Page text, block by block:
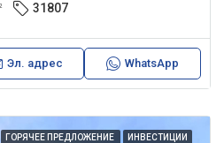
31807
Эл. адрес WhatsApp
ГОРЯЧЕЕ ПРЕДЛОЖЕНИЕ ИНВЕСТИЦИИ